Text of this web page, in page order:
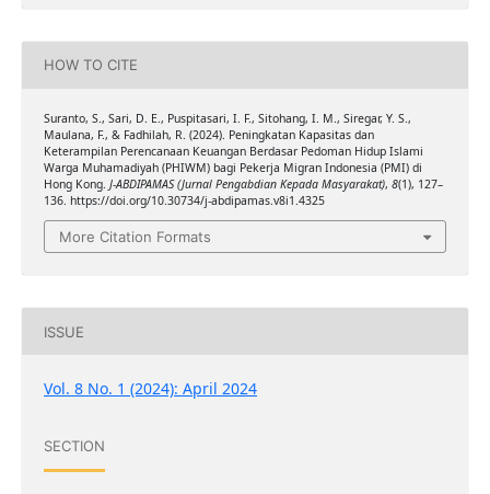
HOW TO CITE
Suranto, S., Sari, D. E., Puspitasari, I. F., Sitohang, I. M., Siregar, Y. S.,
Maulana, F., & Fadhilah, R. (2024). Peningkatan Kapasitas dan
Keterampilan Perencanaan Keuangan Berdasar Pedoman Hidup Islami
Warga Muhamadiyah (PHIWM) bagi Pekerja Migran Indonesia (PMI) di
Hong Kong. J-ABDIPAMAS (Jurnal Pengabdian Kepada Masyarakat), 8(1), 127–
136. https://doi.org/10.30734/j-abdipamas.v8i1.4325
More Citation Formats
ISSUE
Vol. 8 No. 1 (2024): April 2024
SECTION